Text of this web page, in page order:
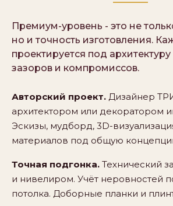
Премиум-уровень - это не
но и точность изготовления.
проектируется под
зазоров и компромиссов.
Авторский проект. Дизайнер
архитектором или декоратором
Эскизы, мудборд, 3D-
материалов под общую
Точная подгонка. Технический
и нивелиром. Учёт неровностей
потолка. Доборные планки и